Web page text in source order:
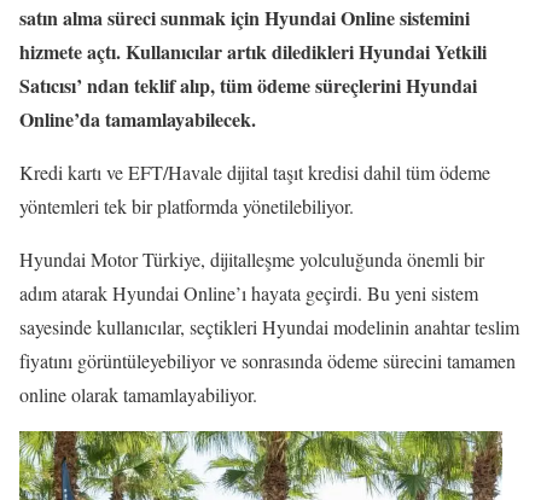
satın alma süreci sunmak için Hyundai Online sistemini
hizmete açtı. Kullanıcılar artık diledikleri Hyundai Yetkili
Satıcısı’ ndan teklif alıp, tüm ödeme süreçlerini Hyundai
Online’da tamamlayabilecek.
Kredi kartı ve EFT/Havale dijital taşıt kredisi dahil tüm ödeme
yöntemleri tek bir platformda yönetilebiliyor.
Hyundai Motor Türkiye, dijitalleşme yolculuğunda önemli bir
adım atarak Hyundai Online’ı hayata geçirdi. Bu yeni sistem
sayesinde kullanıcılar, seçtikleri Hyundai modelinin anahtar teslim
fiyatını görüntüleyebiliyor ve sonrasında ödeme sürecini tamamen
online olarak tamamlayabiliyor.